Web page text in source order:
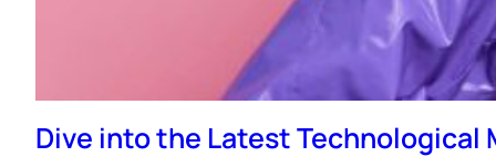
Dive into the Latest Technological